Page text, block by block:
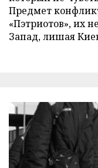
Предмет
«Пэтриотов», их
Запад, лишая